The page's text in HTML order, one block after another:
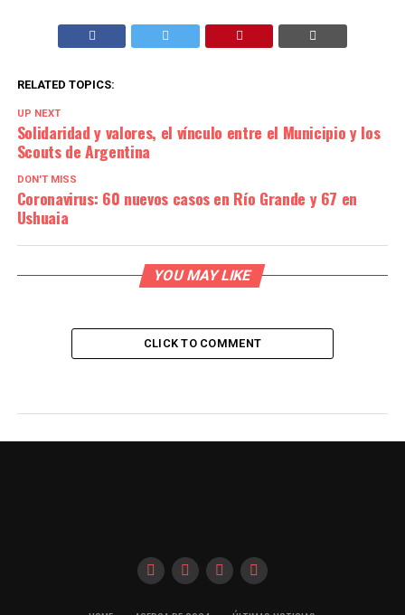
RELATED TOPICS:
UP NEXT
Solidaridad y valores, el vínculo entre el Municipio y los
Scouts de Argentina
DON'T MISS
Coronavirus: 60 nuevos casos en Río Grande y 67 en
Ushuaia
YOU MAY LIKE
CLICK TO COMMENT